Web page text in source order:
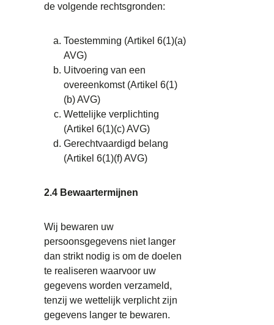
de volgende rechtsgronden:
Toestemming (Artikel 6(1)(a)
AVG)
Uitvoering van een
overeenkomst (Artikel 6(1)
(b) AVG)
Wettelijke verplichting
(Artikel 6(1)(c) AVG)
Gerechtvaardigd belang
(Artikel 6(1)(f) AVG)
2.4 Bewaartermijnen
Wij bewaren uw
persoonsgegevens niet langer
dan strikt nodig is om de doelen
te realiseren waarvoor uw
gegevens worden verzameld,
tenzij we wettelijk verplicht zijn
gegevens langer te bewaren.